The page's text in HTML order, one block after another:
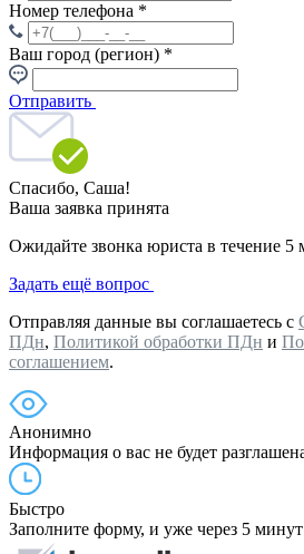
Номер телефона *
Ваш город (регион) *
Отправить
Спасибо, Саша!
Ваша заявка принята
Ожидайте звонка юриста в течение 5
Задать ещё вопрос
Отправляя данные вы соглашаетесь с
ПДн, Политикой обработки ПДн и
соглашением.
Анонимно
Информация о вас не будет
Быстро
Заполните форму, и уже через 5